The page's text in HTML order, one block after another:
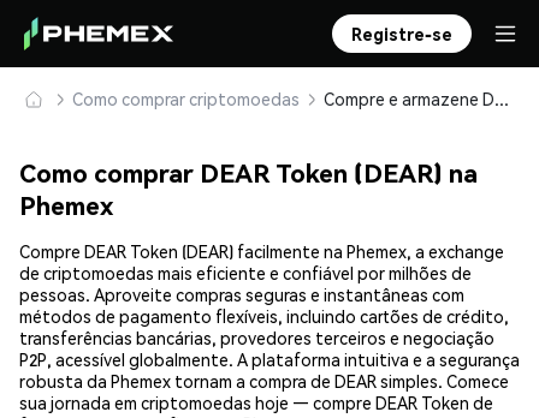
Registre-se
Como comprar criptomoedas Compre e armazene DEAR Token (DEAR) com segurança
Como comprar DEAR Token (DEAR) na
Phemex
Compre DEAR Token (DEAR) facilmente na Phemex, a exchange
de criptomoedas mais eficiente e confiável por milhões de
pessoas. Aproveite compras seguras e instantâneas com
métodos de pagamento flexíveis, incluindo cartões de crédito,
transferências bancárias, provedores terceiros e negociação
P2P, acessível globalmente. A plataforma intuitiva e a segurança
robusta da Phemex tornam a compra de DEAR simples. Comece
sua jornada em criptomoedas hoje — compre DEAR Token de